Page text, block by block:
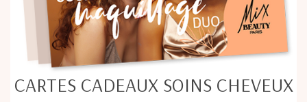
CARTES CADEAUX SOINS CHEVEUX